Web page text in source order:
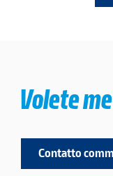
Volete
Contatto